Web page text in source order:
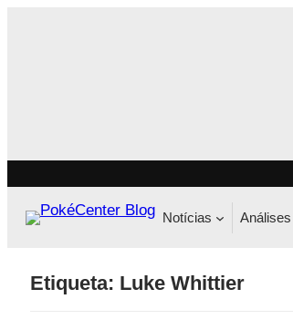
Notícias Análises
Etiqueta: Luke Whittier